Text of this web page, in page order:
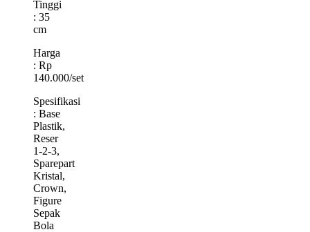
Tinggi
: 35
cm
Harga
: Rp
140.000/set
Spesifikasi
: Base
Plastik,
Reser
1-2-3,
Sparepart
Kristal,
Crown,
Figure
Sepak
Bola